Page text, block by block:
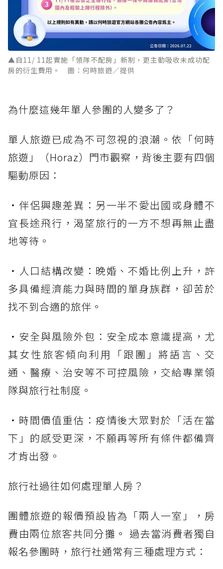
▲自11/ 11起實施「領隊不配房」新制，更主動吸收未成功配
房的衍生費用。 圖：何時旅遊／提供
為什麼這幾年單人參團的人變多了？
單人旅遊已成為不可忽視的浪潮。依「何時
旅遊」（Horaz）門市觀察，背後主要有四個
驅動原因：
・伴侶興趣差異：另一半不愛出國或身體不
宜長途飛行，渴望旅行的一方不想再無止盡
地等待。
・人口結構改變：晚婚、不婚比例上升，許
多具備經濟能力與時間的單身族群，卻苦於
找不到合適的旅伴。
・安全與風險外包：安全成本意識提高，尤
其女性旅客傾向利用「跟團」將語言、交
通、醫療、治安等不可控風險，交給專業領
隊與旅行社制度。
・時間價值重估：疫情後大眾對於「活在當
下」的感受更深，不願再等所有條件都備齊
才肯出發。
旅行社過往如何處理單人房？
團體旅遊的報價預設皆為「兩人一室」，房
費由兩位旅客共同分攤。 過去當消費者獨自
報名參團時，旅行社通常有三種處理方式：